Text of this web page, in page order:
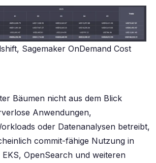
Sagemaker OnDemand Cost
Bäumen nicht aus dem Blick
Anwendungen,
oder Datenanalysen betreibt,
commit-fähige Nutzung in
EKS, OpenSearch und weiteren